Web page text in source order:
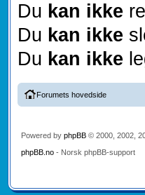
Du kan ikke
Du kan ikke
Du kan ikke
Forumets hovedside
Powered by phpBB© 2000, 2002,
phpBB.no- Norsk phpBB-support